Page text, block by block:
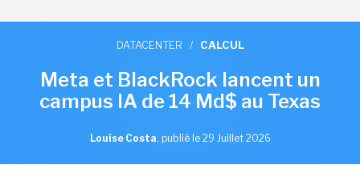
DATACENTER / CALCUL
Meta et BlackRock lancent un
campus IA de 14 Md$ au Texas
Louise Costa, publié le 29 Juillet 2026